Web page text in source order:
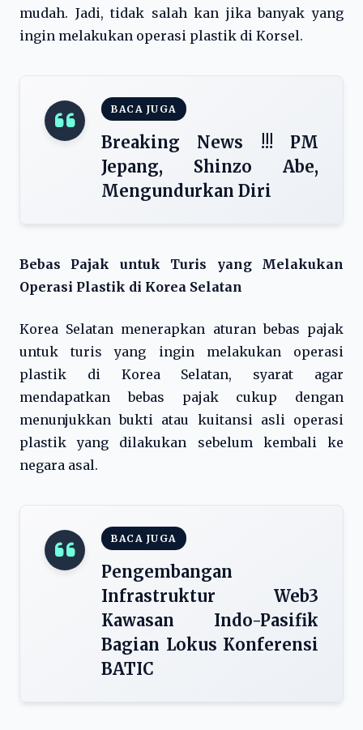
mudah. Jadi, tidak salah kan jika banyak yang
ingin melakukan operasi plastik di Korsel.
BACA JUGA
Breaking News !!! PM
Jepang, Shinzo Abe,
Mengundurkan Diri
Bebas Pajak untuk Turis yang Melakukan
Operasi Plastik di Korea Selatan
Korea Selatan menerapkan aturan bebas pajak
untuk turis yang ingin melakukan operasi
plastik di Korea Selatan, syarat agar
mendapatkan bebas pajak cukup dengan
menunjukkan bukti atau kuitansi asli operasi
plastik yang dilakukan sebelum kembali ke
negara asal.
BACA JUGA
Pengembangan
Infrastruktur Web3
Kawasan Indo-Pasifik
Bagian Lokus Konferensi
BATIC